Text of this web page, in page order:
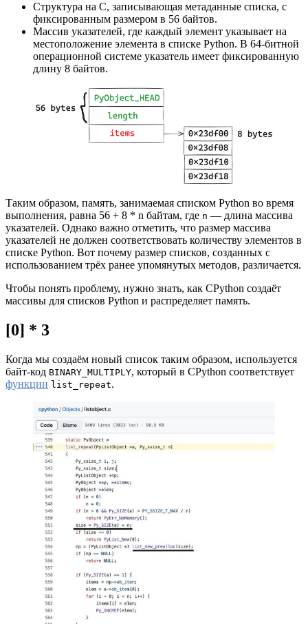
Структура на C, записывающая метаданные списка, с
фиксированным размером в 56 байтов.
Массив указателей, где каждый элемент указывает на
местоположение элемента в списке Python. В 64-битной
операционной системе указатель имеет фиксированную
длину 8 байтов.
Таким образом, память, занимаемая списком Python во время
выполнения, равна 56 + 8 * n байтам, где n — длина массива
указателей. Однако важно отметить, что размер массива
указателей не должен соответствовать количеству элементов в
списке Python. Вот почему размер списков, созданных с
использованием трёх ранее упомянутых методов, различается.
Чтобы понять проблему, нужно знать, как CPython создаёт
массивы для списков Python и распределяет память.
[0] * 3
Когда мы создаём новый список таким образом, используется
байт-код BINARY_MULTIPLY, который в CPython соответствует
функции list_repeat.